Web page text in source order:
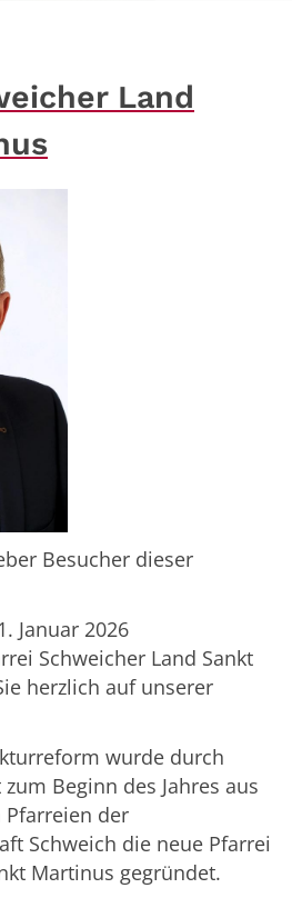
Land
Besucher dieser
Januar 2026
Schweicher Land Sankt
herzlich auf unserer
wurde durch
Beginn des Jahres aus
der
Schweich die neue Pfarrei
Martinus gegründet.